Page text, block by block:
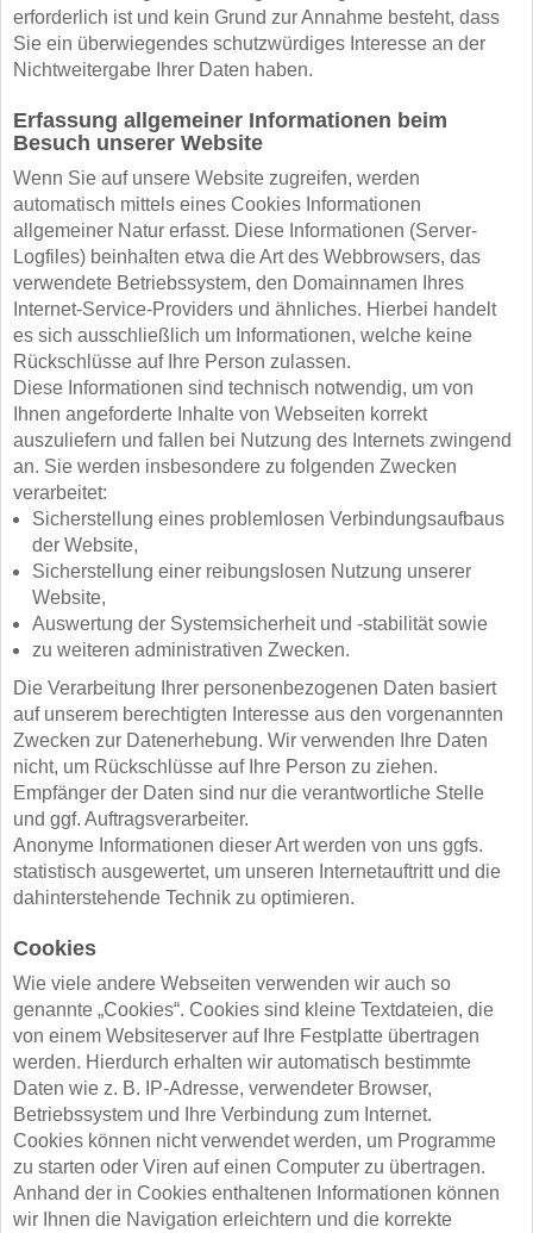
erforderlich ist und kein Grund zur Annahme besteht, dass
Sie ein überwiegendes schutzwürdiges Interesse an der
Nichtweitergabe Ihrer Daten haben.
Erfassung allgemeiner Informationen beim
Besuch unserer Website
Wenn Sie auf unsere Website zugreifen, werden
automatisch mittels eines Cookies Informationen
allgemeiner Natur erfasst. Diese Informationen (Server-
Logfiles) beinhalten etwa die Art des Webbrowsers, das
verwendete Betriebssystem, den Domainnamen Ihres
Internet-Service-Providers und ähnliches. Hierbei handelt
es sich ausschließlich um Informationen, welche keine
Rückschlüsse auf Ihre Person zulassen.
Diese Informationen sind technisch notwendig, um von
Ihnen angeforderte Inhalte von Webseiten korrekt
auszuliefern und fallen bei Nutzung des Internets zwingend
an. Sie werden insbesondere zu folgenden Zwecken
verarbeitet:
Sicherstellung eines problemlosen Verbindungsaufbaus
der Website,
Sicherstellung einer reibungslosen Nutzung unserer
Website,
Auswertung der Systemsicherheit und -stabilität sowie
zu weiteren administrativen Zwecken.
Die Verarbeitung Ihrer personenbezogenen Daten basiert
auf unserem berechtigten Interesse aus den vorgenannten
Zwecken zur Datenerhebung. Wir verwenden Ihre Daten
nicht, um Rückschlüsse auf Ihre Person zu ziehen.
Empfänger der Daten sind nur die verantwortliche Stelle
und ggf. Auftragsverarbeiter.
Anonyme Informationen dieser Art werden von uns ggfs.
statistisch ausgewertet, um unseren Internetauftritt und die
dahinterstehende Technik zu optimieren.
Cookies
Wie viele andere Webseiten verwenden wir auch so
genannte „Cookies“. Cookies sind kleine Textdateien, die
von einem Websiteserver auf Ihre Festplatte übertragen
werden. Hierdurch erhalten wir automatisch bestimmte
Daten wie z. B. IP-Adresse, verwendeter Browser,
Betriebssystem und Ihre Verbindung zum Internet.
Cookies können nicht verwendet werden, um Programme
zu starten oder Viren auf einen Computer zu übertragen.
Anhand der in Cookies enthaltenen Informationen können
wir Ihnen die Navigation erleichtern und die korrekte